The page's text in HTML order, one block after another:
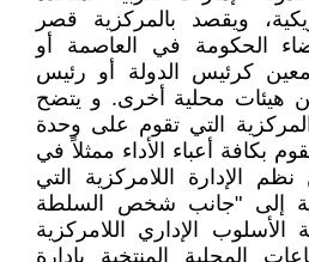
ويقصد بالمركزية قصر
الحكومة في العاصمة أو
كرئيس الدولة أو رئيس
هيئات محلية أخرى. و يتضح
التي تقوم على وحدة
بكافة أعباء الأداء ممثلاً في
الإدارة اللامركزية التي
إلى "جانب شخص السلطة
الأسلوب الإداري اللامركزية
المحلية المنتخبة بإدارة